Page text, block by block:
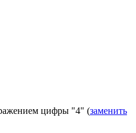
цифры "4" (заменить